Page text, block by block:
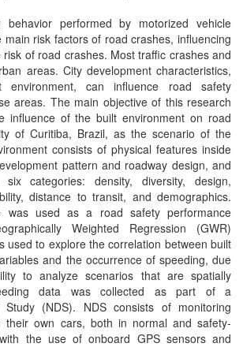
behavior performed by motorized vehicle
risk factors of road crashes, influencing
of road crashes. Most traffic crashes and
areas. City development characteristics,
environment, can influence road safety
areas. The main objective of this research
influence of the built environment on road
of Curitiba, Brazil, as the scenario of the
consists of physical features inside
pattern and roadway design, and
categories: density, diversity, design,
distance to transit, and demographics.
was used as a road safety performance
Weighted Regression (GWR)
used to explore the correlation between built
and the occurrence of speeding, due
to analyze scenarios that are spatially
data was collected as part of a
Study (NDS). NDS consists of monitoring
their own cars, both in normal and safety-
the use of onboard GPS sensors and